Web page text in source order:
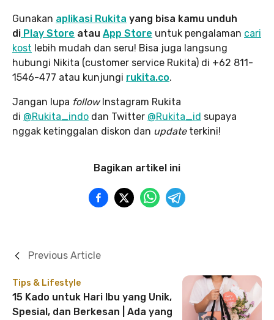
Gunakan aplikasi Rukita yang bisa kamu unduh
di Play Store atau App Store untuk pengalaman cari
kost lebih mudah dan seru! Bisa juga langsung
hubungi Nikita (customer service Rukita) di +62 811-
1546-477 atau kunjungi rukita.co.
Jangan lupa followInstagram Rukita
di @Rukita_indo dan Twitter @Rukita_id supaya
nggak ketinggalan diskon dan update terkini!
Bagikan artikel ini
Tips & Lifestyle
15 Kado untuk Hari Ibu yang Unik,
Spesial, dan Berkesan | Ada yang
Previous Article